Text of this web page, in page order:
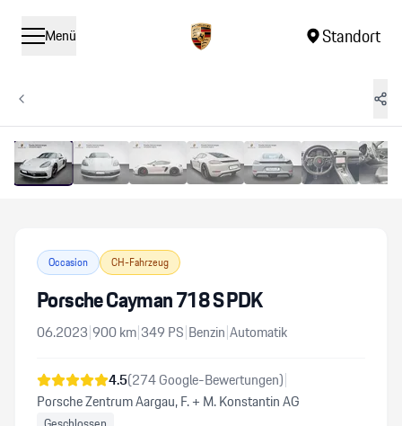
Menü Standort
Occasion CH-Fahrzeug
Porsche Cayman 718 S PDK
06.2023|900km|349 PS|Benzin|Automatik
4.5(274Google-Bewertungen)|
Porsche Zentrum Aargau, F. + M. Konstantin AG